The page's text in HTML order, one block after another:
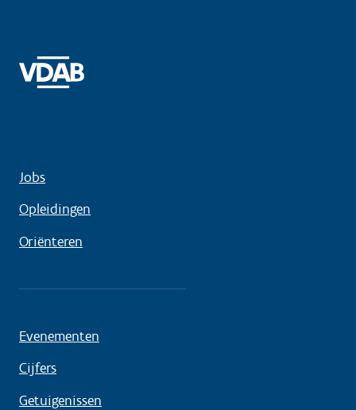
Jobs
Opleidingen
Oriënteren
Evenementen
Cijfers
Getuigenissen